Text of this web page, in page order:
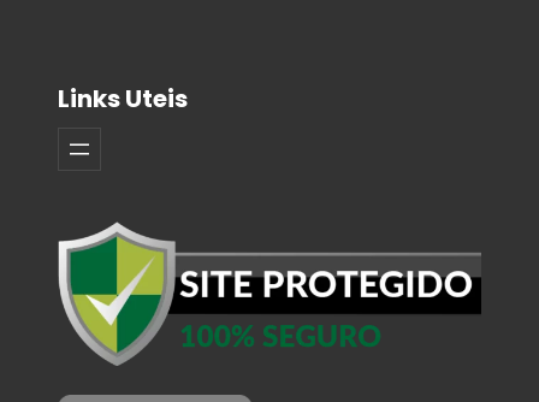
Links Uteis